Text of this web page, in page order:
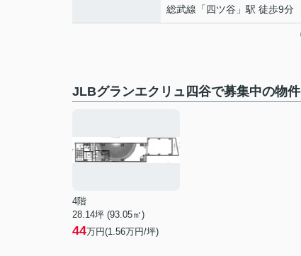
総武線 「四ツ谷 」駅 徒歩9分
JLBグランエクリュ四谷で募集中の物件
4階
28.14坪 (93.05㎡)
44万円(1.56万円/坪)